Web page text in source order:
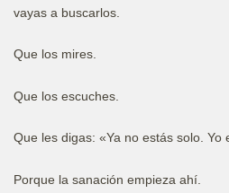
vayas a buscarlos.
Que los mires.
Que los escuches.
Que les digas: «Ya no estás solo. Yo
Porque la sanación empieza ahí.